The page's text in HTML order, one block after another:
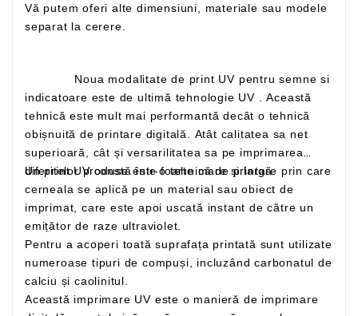
Vă putem oferi alte dimensiuni, materiale sau modele
separat la cerere.
indicatoare este de ultimă tehnologie UV . Această
tehnică este mult mai performantă decât o tehnică
obișnuită de printare digitală. Atât calitatea sa net
superioară, cât și versarilitatea sa pe imprimarea
diferitelor produse este foarte mare și largă
Un print UV constă într-o tehnică de printare prin care
cerneala se aplică pe un material sau obiect de
imprimat, care este apoi uscată instant de către un
emițător de raze ultraviolet.
Pentru a acoperi toată suprafața printată sunt utilizate
numeroase tipuri de compuși, incluzând carbonatul de
calciu și caolinitul.
Această imprimare UV este o manieră de imprimare